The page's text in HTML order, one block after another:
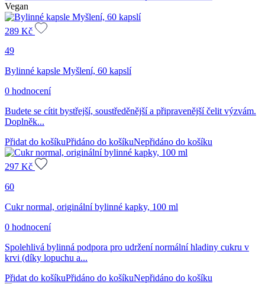
Vegan
289 Kč
49
Bylinné kapsle Myšlení, 60 kapslí
0 hodnocení
Budete se cítit bystřejší, soustředěnější a připravenější čelit výzvám.
Doplněk...
Přidat do košíkuPřidáno do košíkuNepřidáno do košíku
297 Kč
60
Cukr normal, originální bylinné kapky, 100 ml
0 hodnocení
Spolehlivá bylinná podpora pro udržení normální hladiny cukru v
krvi (díky lopuchu a...
Přidat do košíkuPřidáno do košíkuNepřidáno do košíku